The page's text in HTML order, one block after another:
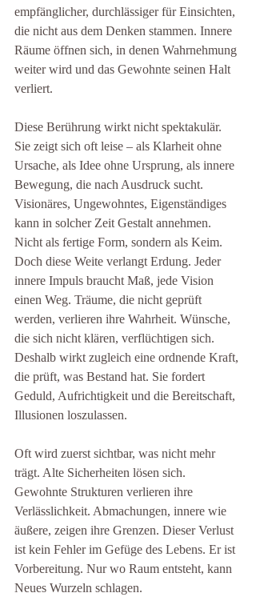
empfänglicher, durchlässiger für Einsichten,
die nicht aus dem Denken stammen. Innere
Räume öffnen sich, in denen Wahrnehmung
weiter wird und das Gewohnte seinen Halt
verliert.
Diese Berührung wirkt nicht spektakulär.
Sie zeigt sich oft leise – als Klarheit ohne
Ursache, als Idee ohne Ursprung, als innere
Bewegung, die nach Ausdruck sucht.
Visionäres, Ungewohntes, Eigenständiges
kann in solcher Zeit Gestalt annehmen.
Nicht als fertige Form, sondern als Keim.
Doch diese Weite verlangt Erdung. Jeder
innere Impuls braucht Maß, jede Vision
einen Weg. Träume, die nicht geprüft
werden, verlieren ihre Wahrheit. Wünsche,
die sich nicht klären, verflüchtigen sich.
Deshalb wirkt zugleich eine ordnende Kraft,
die prüft, was Bestand hat. Sie fordert
Geduld, Aufrichtigkeit und die Bereitschaft,
Illusionen loszulassen.
Oft wird zuerst sichtbar, was nicht mehr
trägt. Alte Sicherheiten lösen sich.
Gewohnte Strukturen verlieren ihre
Verlässlichkeit. Abmachungen, innere wie
äußere, zeigen ihre Grenzen. Dieser Verlust
ist kein Fehler im Gefüge des Lebens. Er ist
Vorbereitung. Nur wo Raum entsteht, kann
Neues Wurzeln schlagen.